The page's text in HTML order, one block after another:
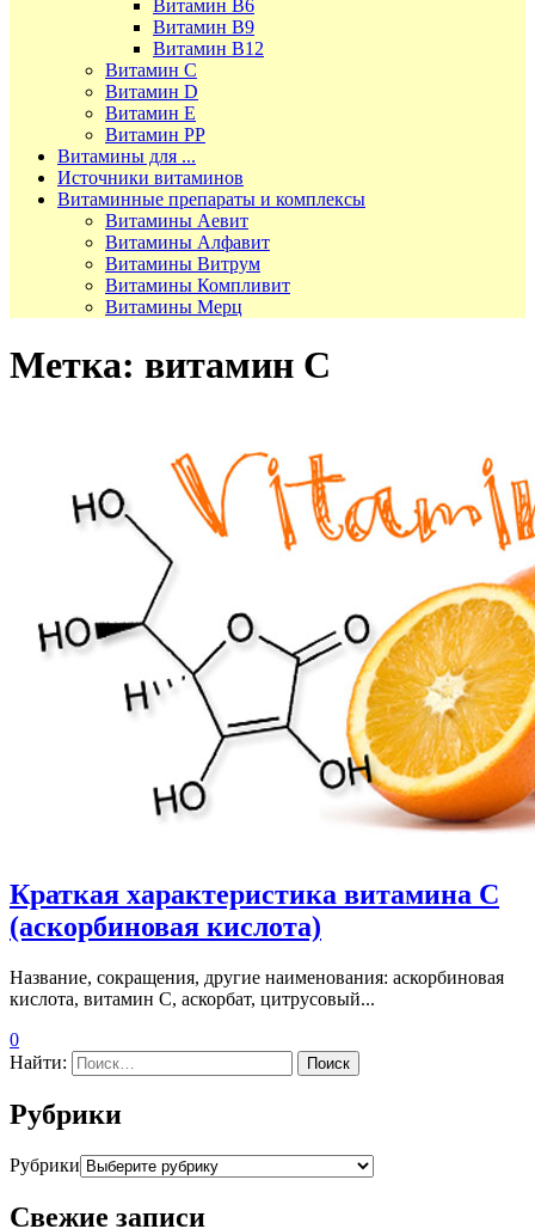
Витамин В6
Витамин В9
Витамин В12
Витамин С
Витамин D
Витамин Е
Витамин РР
Витамины для ...
Источники витаминов
Витаминные препараты и комплексы
Витамины Аевит
Витамины Алфавит
Витамины Витрум
Витамины Компливит
Витамины Мерц
Метка: витамин С
Краткая характеристика витамина С
(аскорбиновая кислота)
Название, сокращения, другие наименования: аскорбиновая
кислота, витамин С, аскорбат, цитрусовый...
0
Найти:
Рубрики
Рубрики
Свежие записи